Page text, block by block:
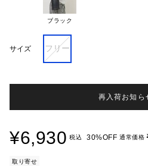
ブラック
サイズ フリー
再入荷お知ら
¥6,930 税込 30%OFF 通常価格
取り寄せ